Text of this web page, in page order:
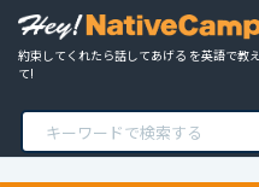
約束してくれたら話してあげる を英語で教え
て!